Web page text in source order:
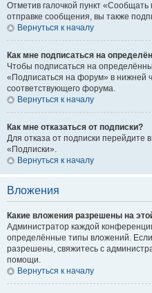
Отметив галочкой пункт
отправке сообщения, вы также
Вернуться к началу
Как мне подписаться на
Чтобы подписаться на
«Подписаться на форум» в нижней
соответствующего форума.
Вернуться к началу
Как мне отказаться от подписки?
Для отказа от подписки перейдите
«Подписки».
Вернуться к началу
Вложения
Какие вложения разрешены на
Администратор каждой
определённые типы вложений.
разрешены, свяжитесь с
помощи.
Вернуться к началу